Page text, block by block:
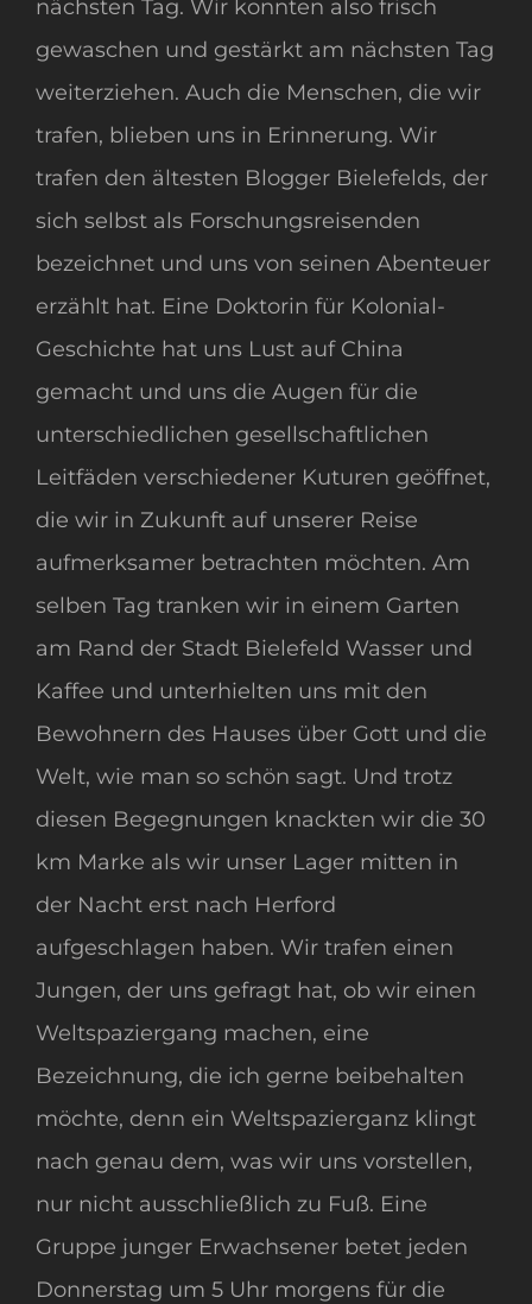
nächsten Tag. Wir konnten also frisch
gewaschen und gestärkt am nächsten Tag
weiterziehen. Auch die Menschen, die wir
trafen, blieben uns in Erinnerung. Wir
trafen den ältesten Blogger Bielefelds, der
sich selbst als Forschungsreisenden
bezeichnet und uns von seinen Abenteuer
erzählt hat. Eine Doktorin für Kolonial-
Geschichte hat uns Lust auf China
gemacht und uns die Augen für die
unterschiedlichen gesellschaftlichen
Leitfäden verschiedener Kuturen geöffnet,
die wir in Zukunft auf unserer Reise
aufmerksamer betrachten möchten. Am
selben Tag tranken wir in einem Garten
am Rand der Stadt Bielefeld Wasser und
Kaffee und unterhielten uns mit den
Bewohnern des Hauses über Gott und die
Welt, wie man so schön sagt. Und trotz
diesen Begegnungen knackten wir die 30
km Marke als wir unser Lager mitten in
der Nacht erst nach Herford
aufgeschlagen haben. Wir trafen einen
Jungen, der uns gefragt hat, ob wir einen
Weltspaziergang machen, eine
Bezeichnung, die ich gerne beibehalten
möchte, denn ein Weltspazierganz klingt
nach genau dem, was wir uns vorstellen,
nur nicht ausschließlich zu Fuß. Eine
Gruppe junger Erwachsener betet jeden
Donnerstag um 5 Uhr morgens für die